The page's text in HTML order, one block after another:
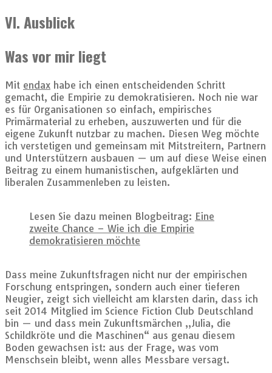
VI. Ausblick
Was vor mir liegt
Mit endax habe ich einen entscheidenden Schritt
gemacht, die Empirie zu demokratisieren. Noch nie war
es für Organisationen so einfach, empirisches
Primärmaterial zu erheben, auszuwerten und für die
eigene Zukunft nutzbar zu machen. Diesen Weg möchte
ich verstetigen und gemeinsam mit Mitstreitern, Partnern
und Unterstützern ausbauen — um auf diese Weise einen
Beitrag zu einem humanistischen, aufgeklärten und
liberalen Zusammenleben zu leisten.
Lesen Sie dazu meinen Blogbeitrag: Eine
zweite Chance – Wie ich die Empirie
demokratisieren möchte
Dass meine Zukunftsfragen nicht nur der empirischen
Forschung entspringen, sondern auch einer tieferen
Neugier, zeigt sich vielleicht am klarsten darin, dass ich
seit 2014 Mitglied im Science Fiction Club Deutschland
bin — und dass mein Zukunftsmärchen „Julia, die
Schildkröte und die Maschinen“ aus genau diesem
Boden gewachsen ist: aus der Frage, was vom
Menschsein bleibt, wenn alles Messbare versagt.